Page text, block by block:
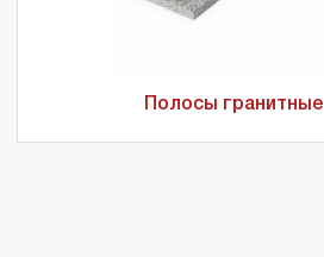
Полосы гранитные